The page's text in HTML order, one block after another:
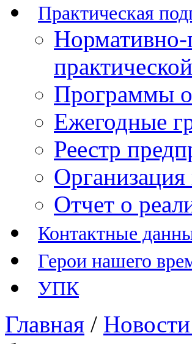
Практическая
Нормативно-
Программы
Ежегодные
Реестр
Организация
Отчет о
Контактные
Герои нашего
УПК
Главная /